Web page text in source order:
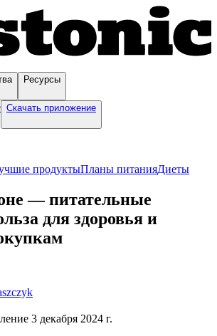
Ресурсы
Скачать приложение
продуктыПланы питанияДиеты
— питательные
для здоровья и
3 декабря 2024 г.